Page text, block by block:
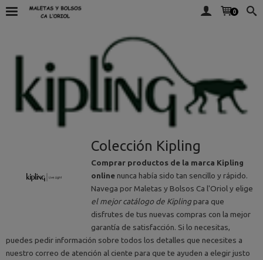
0
Colección Kipling
Comprar productos de la marca Kipling
online nunca había sido tan sencillo y rápido.
Navega por Maletas y Bolsos Ca l'Oriol y elige
el mejor catálogo de Kiplingpara que
disfrutes de tus nuevas compras con la mejor
garantía de satisfacción. Si lo necesitas,
puedes pedir información sobre todos los detalles que necesites a
nuestro correo de atención al ciente para que te ayuden a elegir justo